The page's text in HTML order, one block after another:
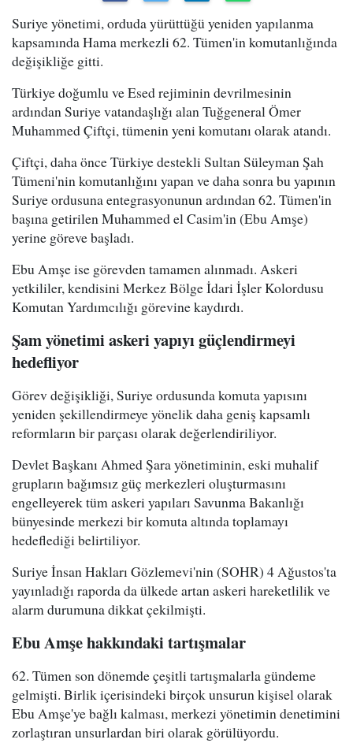
Suriye yönetimi, orduda yürüttüğü yeniden yapılanma
kapsamında Hama merkezli 62. Tümen'in komutanlığında
değişikliğe gitti.
Türkiye doğumlu ve Esed rejiminin devrilmesinin
ardından Suriye vatandaşlığı alan Tuğgeneral Ömer
Muhammed Çiftçi, tümenin yeni komutanı olarak atandı.
Çiftçi, daha önce Türkiye destekli Sultan Süleyman Şah
Tümeni'nin komutanlığını yapan ve daha sonra bu yapının
Suriye ordusuna entegrasyonunun ardından 62. Tümen'in
başına getirilen Muhammed el Casim'in (Ebu Amşe)
yerine göreve başladı.
Ebu Amşe ise görevden tamamen alınmadı. Askeri
yetkililer, kendisini Merkez Bölge İdari İşler Kolordusu
Komutan Yardımcılığı görevine kaydırdı.
Şam yönetimi askeri yapıyı güçlendirmeyi
hedefliyor
Görev değişikliği, Suriye ordusunda komuta yapısını
yeniden şekillendirmeye yönelik daha geniş kapsamlı
reformların bir parçası olarak değerlendiriliyor.
Devlet Başkanı Ahmed Şara yönetiminin, eski muhalif
grupların bağımsız güç merkezleri oluşturmasını
engelleyerek tüm askeri yapıları Savunma Bakanlığı
bünyesinde merkezi bir komuta altında toplamayı
hedeflediği belirtiliyor.
Suriye İnsan Hakları Gözlemevi'nin (SOHR) 4 Ağustos'ta
yayınladığı raporda da ülkede artan askeri hareketlilik ve
alarm durumuna dikkat çekilmişti.
Ebu Amşe hakkındaki tartışmalar
62. Tümen son dönemde çeşitli tartışmalarla gündeme
gelmişti. Birlik içerisindeki birçok unsurun kişisel olarak
Ebu Amşe'ye bağlı kalması, merkezi yönetimin denetimini
zorlaştıran unsurlardan biri olarak görülüyordu.